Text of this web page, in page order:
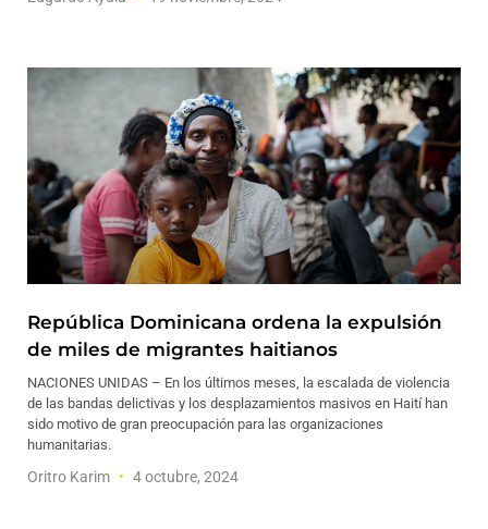
República Dominicana ordena la expulsión
de miles de migrantes haitianos
NACIONES UNIDAS – En los últimos meses, la escalada de violencia
de las bandas delictivas y los desplazamientos masivos en Haití han
sido motivo de gran preocupación para las organizaciones
humanitarias.
Oritro Karim 4 octubre, 2024